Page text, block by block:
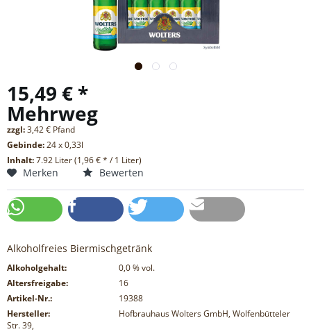
15,49 € *
Mehrweg
zzgl:3,42 € Pfand
Gebinde:24 x 0,33l
Inhalt:7.92 Liter (1,96 € * / 1 Liter)
Merken Bewerten
Alkoholfreies Biermischgetränk
Alkoholgehalt: 0,0% vol.
Altersfreigabe:
16
Artikel-Nr.:
19388
Hersteller:
Hofbrauhaus Wolters GmbH, Wolfenbütteler
Str. 39,